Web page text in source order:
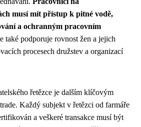
musí mít přístup k pitné vodě,
a ochranným pracovním
také podporuje rovnost žen a jejich
procesech družstev a organizací
řetězce je dalším klíčovým
Každý subjekt v řetězci od farmáře
a veškeré transakce musí být